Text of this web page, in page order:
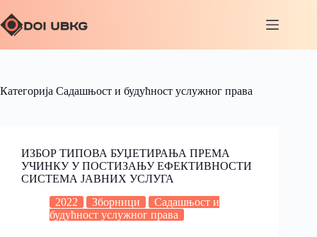
Категорија Садашњост и будућност услужног права
ИЗБОР ТИПОВА БУЏЕТИРАЊА ПРЕМА
УЧИНКУ У ПОСТИЗАЊУ ЕФЕКТИВНОСТИ
СИСТЕМА ЈАВНИХ УСЛУГА
2022
Зборници
Садашњост и
будућност услужног права